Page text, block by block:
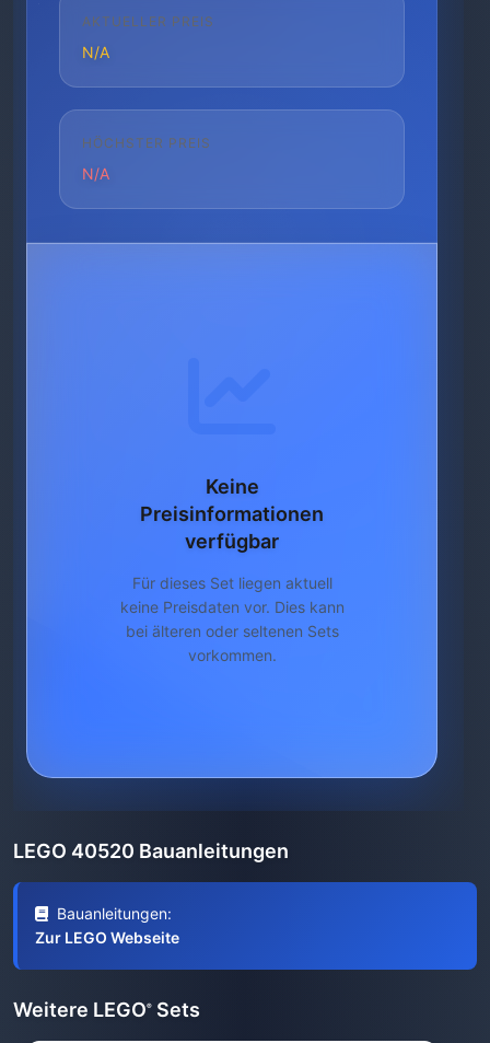
AKTUELLER PREIS
N/A
HÖCHSTER PREIS
N/A
Keine
Preisinformationen
verfügbar
Für dieses Set liegen aktuell
keine Preisdaten vor. Dies kann
bei älteren oder seltenen Sets
vorkommen.
LEGO 40520 Bauanleitungen
Bauanleitungen:
Zur LEGO Webseite
Weitere LEGO® Sets